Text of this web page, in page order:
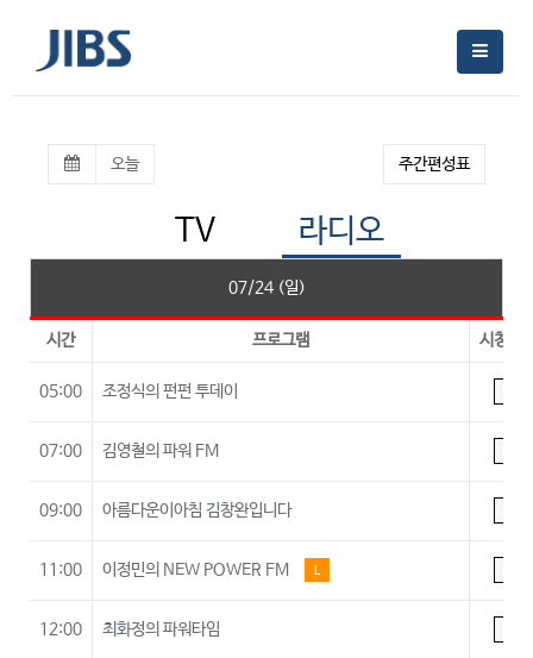
오늘
TV 라디오
주간편성표
07/24 (일)
시간 프로그램 시청등
05:00 조정식의 펀펀 투데이
07:00 김영철의 파워 FM
09:00 아름다운이아침 김창완입니다
11:00 이정민의 NEW POWER FM L
12:00 최화정의 파워타임